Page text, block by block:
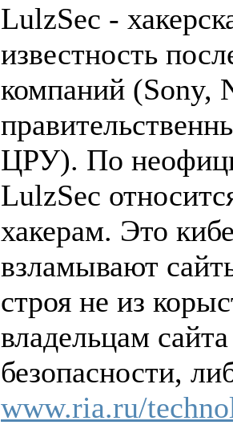
LulzSec -
известность
компаний (Sony,
ЦРУ). По
LulzSec
хакерам. Это
взламывают
строя не из
владельцам
безопасности,
www.ria.ru/